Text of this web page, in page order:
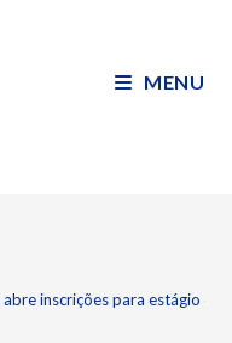
MENU
abre inscrições para estágio